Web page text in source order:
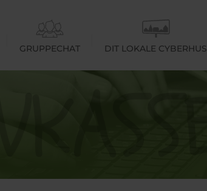
GRUPPECHAT DIT LOKALE CYBERHUS